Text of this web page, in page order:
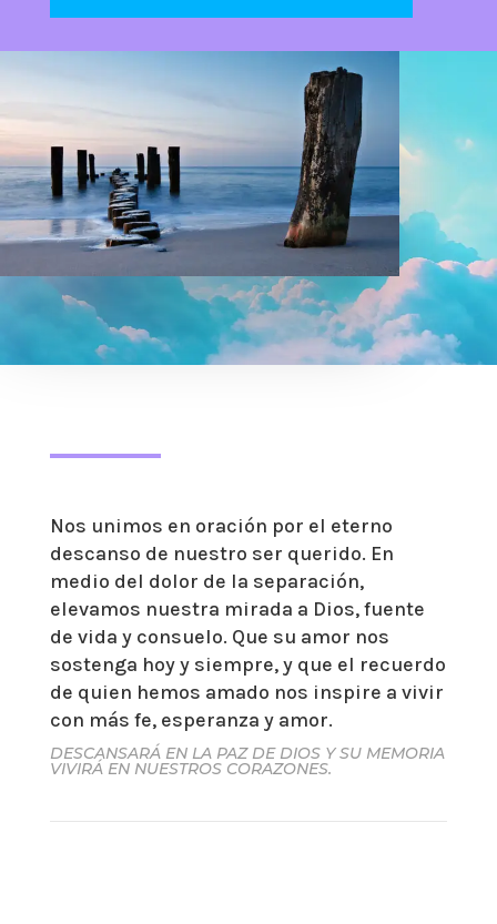
Nos unimos en oración por el eterno
descanso de nuestro ser querido. En
medio del dolor de la separación,
elevamos nuestra mirada a Dios, fuente
de vida y consuelo. Que su amor nos
sostenga hoy y siempre, y que el recuerdo
de quien hemos amado nos inspire a vivir
con más fe, esperanza y amor.
DESCANSARÁ EN LA PAZ DE DIOS Y SU MEMORIA
VIVIRÁ EN NUESTROS CORAZONES.